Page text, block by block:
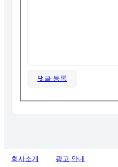
댓글 등록
회사소개 광고 안내